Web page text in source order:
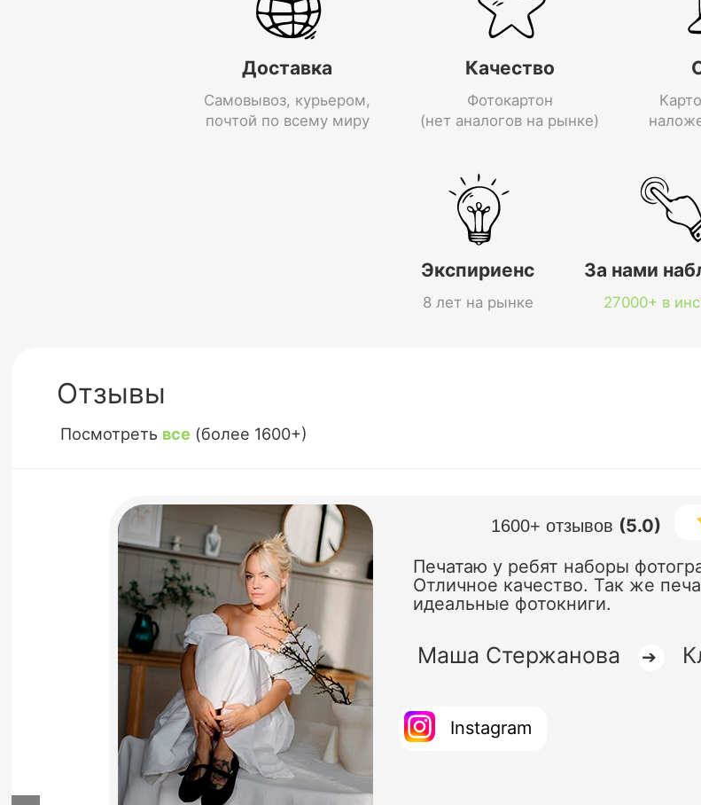
Доставка
Самовывоз, курьером,
почтой по всему миру
Качество
Фотокартон
(нет аналогов на рынке)
Экспириенс
8 лет на рынке
За нами
27000+ в
Отзывы
Посмотреть все (более 1600+)
1600+ отзывов (5.0)
Печатаю у ребят наборы
Отличное качество. Так же
идеальные фотокниги.
Маша Стержанова ➔
Instagram